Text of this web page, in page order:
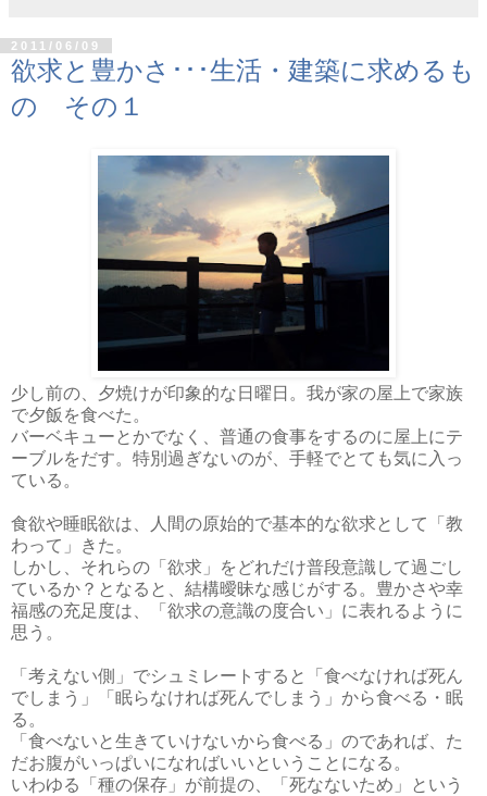
2011/06/09
欲求と豊かさ･･･生活・建築に求めるも
の その１
少し前の、夕焼けが印象的な日曜日。我が家の屋上で家族
で夕飯を食べた。
バーベキューとかでなく、普通の食事をするのに屋上にテ
ーブルをだす。特別過ぎないのが、手軽でとても気に入っ
ている。
食欲や睡眠欲は、人間の原始的で基本的な欲求として「教
わって」きた。
しかし、それらの「欲求」をどれだけ普段意識して過ごし
ているか？となると、結構曖昧な感じがする。豊かさや幸
福感の充足度は、「欲求の意識の度合い」に表れるように
思う。
「考えない側」でシュミレートすると「食べなければ死ん
でしまう」「眠らなければ死んでしまう」から食べる・眠
る。
「食べないと生きていけないから食べる」のであれば、た
だお腹がいっぱいになればいいということになる。
いわゆる「種の保存」が前提の、「死なないため」という